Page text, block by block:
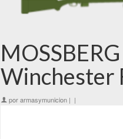
Winchester
porarmasymunicion | |